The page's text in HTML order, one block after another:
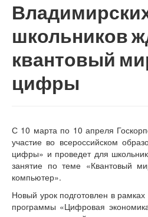
школьников
квантовый
цифры
С 10 марта по 10 апреля
участие во всероссийском
цифры» и проведет для
занятие по теме «Квантовый
компьютер».
Новый урок подготовлен в
программы «Цифровая